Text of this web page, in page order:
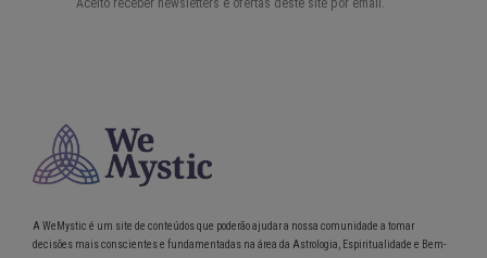
A WeMystic é um site de conteúdos que poderão ajudar a nossa comunidade a tomar
decisões mais conscientes e fundamentadas na área da Astrologia, Espiritualidade e Bem-